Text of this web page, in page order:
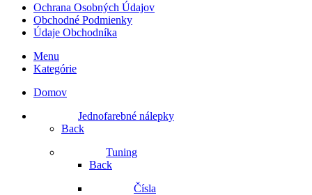
Ochrana Osobných Údajov
Obchodné Podmienky
Údaje Obchodníka
Menu
Kategórie
Domov
Jednofarebné nálepky
Back
Tuning
Back
Čísla